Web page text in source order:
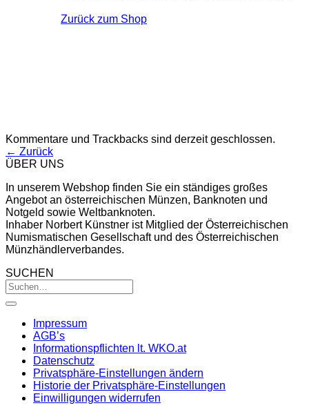
Zurück zum Shop
Kommentare und Trackbacks sind derzeit geschlossen.
← Zurück
ÜBER UNS
In unserem Webshop finden Sie ein ständiges großes
Angebot an österreichischen Münzen, Banknoten und
Notgeld sowie Weltbanknoten.
Inhaber Norbert Künstner ist Mitglied der Österreichischen
Numismatischen Gesellschaft und des Österreichischen
Münzhändlerverbandes.
SUCHEN
Impressum
AGB’s
Informationspflichten lt. WKO.at
Datenschutz
Privatsphäre-Einstellungen ändern
Historie der Privatsphäre-Einstellungen
Einwilligungen widerrufen